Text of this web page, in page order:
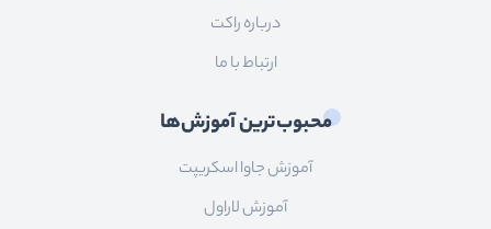
درباره راکت
ارتباط با ما
محبوب‌ترین آموزش‌ها
آموزش جاوا اسکریپت
آموزش لاراول